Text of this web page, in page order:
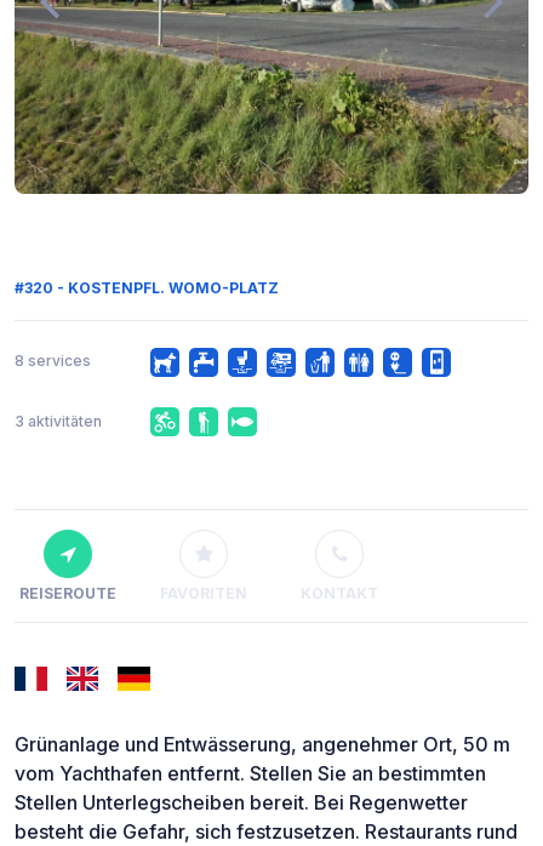
#320 - KOSTENPFL. WOMO-PLATZ
8 services
3 aktivitäten
REISEROUTE FAVORITEN KONTAKT
Grünanlage und Entwässerung, angenehmer Ort, 50 m
vom Yachthafen entfernt. Stellen Sie an bestimmten
Stellen Unterlegscheiben bereit. Bei Regenwetter
besteht die Gefahr, sich festzusetzen. Restaurants rund